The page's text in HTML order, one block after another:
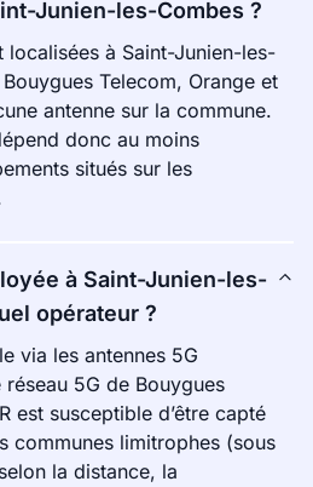
Junien-les-Combes ?
localisées à Saint-Junien-les-
Telecom, Orange et
antenne sur la commune.
donc au moins
situés sur les
à Saint-Junien-les-
opérateur ?
via les antennes 5G
5G de Bouygues
est susceptible d’être capté
communes limitrophes (sous
la distance, la